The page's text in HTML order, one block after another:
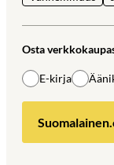
Osta
E-kirja